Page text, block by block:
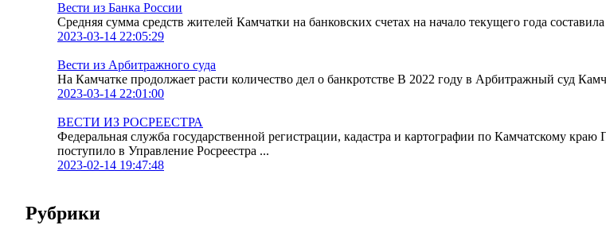
Вести из Банка России
Средняя сумма средств жителей Камчатки на банковских счетах на начало текущего года
2023-03-14 22:05:29
Вести из Арбитражного суда
На Камчатке продолжает расти количество дел о банкротстве В 2022 году в Арбитражный суд
2023-03-14 22:01:00
ВЕСТИ ИЗ РОСРЕЕСТРА
Федеральная служба государственной регистрации, кадастра и картографии по Камчатскому
поступило в Управление Росреестра ...
2023-02-14 19:47:48
Рубрики